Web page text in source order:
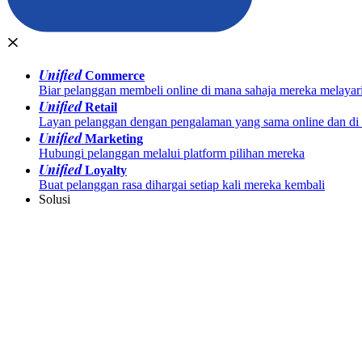
UnifiedCommerce
Biar pelanggan membeli online di mana sahaja mereka melayari
UnifiedRetail
Layan pelanggan dengan pengalaman yang sama online dan
UnifiedMarketing
Hubungi pelanggan melalui platform pilihan mereka
UnifiedLoyalty
Buat pelanggan rasa dihargai setiap kali mereka kembali
Solusi